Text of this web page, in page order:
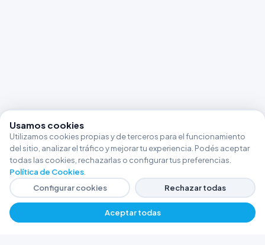
$ 25285,42 + Agregar
Usamos cookies
Utilizamos cookies propias y de terceros para el funcionamiento
del sitio, analizar el tráfico y mejorar tu experiencia. Podés aceptar
todas las cookies, rechazarlas o configurar tus preferencias.
Política de Cookies
Configurar cookies
Rechazar todas
Aceptar todas